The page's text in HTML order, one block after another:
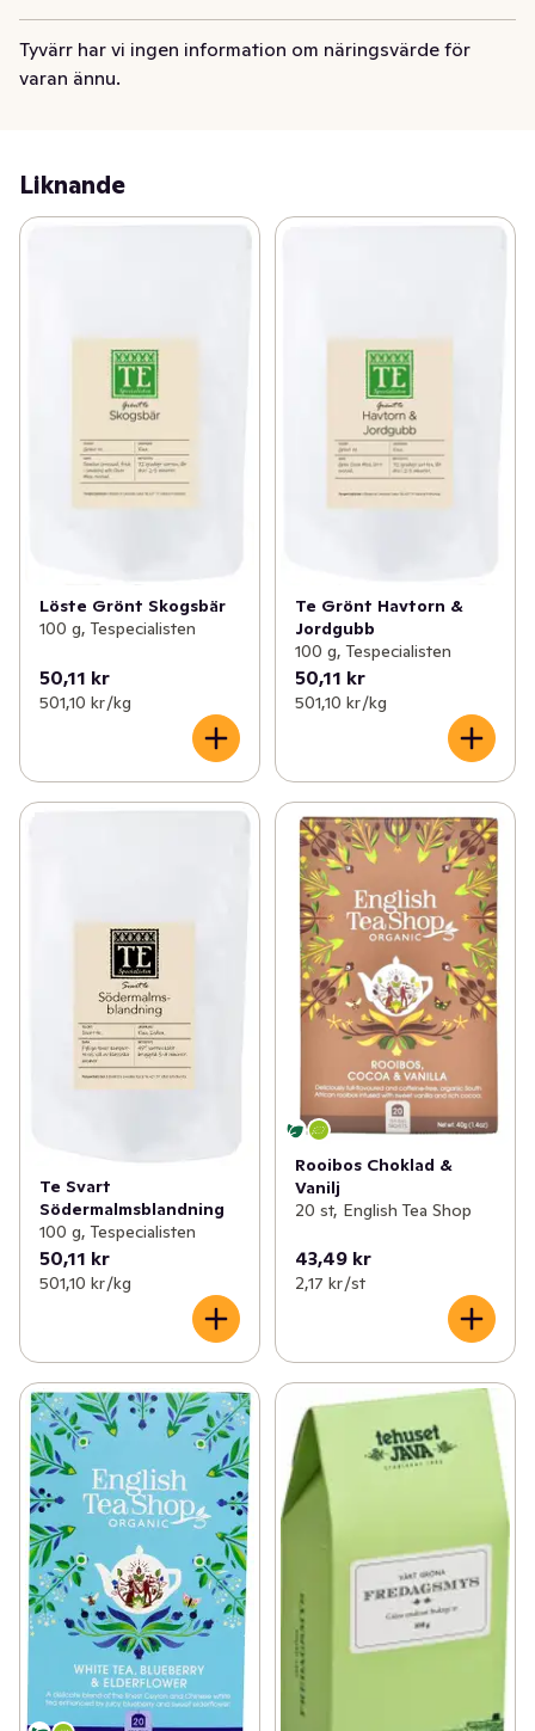
Tyvärr har vi ingen information om näringsvärde för
varan ännu.
Liknande
Löste Grönt Skogsbär
100 g, Tespecialisten
50,11 kr
501,10 kr /kg
Te Grönt Havtorn &
Jordgubb
100 g, Tespecialisten
50,11 kr
501,10 kr /kg
Te Svart
Södermalmsblandning
100 g, Tespecialisten
50,11 kr
501,10 kr /kg
Rooibos Choklad &
Vanilj
20 st, English Tea Shop
43,49 kr
2,17 kr /st